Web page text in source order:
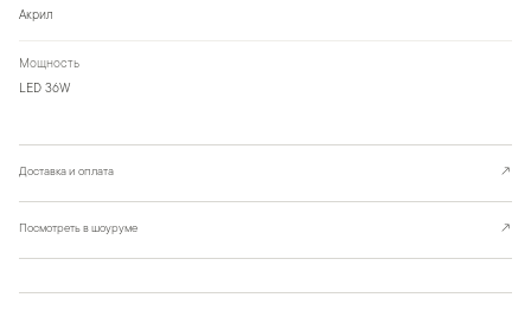
Акрил
Мощность
LED 36W
Доставка и оплата ↗
Посмотреть в шоуруме ↗